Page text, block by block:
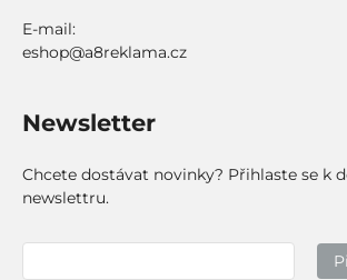
E-mail:
eshop@a8reklama.cz
Newsletter
Chcete dostávat novinky? Přihlaste se k
newslettru.